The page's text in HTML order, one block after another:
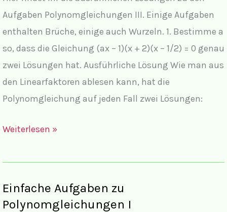
Aufgaben Polynomgleichungen III. Einige Aufgaben
enthalten Brüche, einige auch Wurzeln. 1. Bestimme a
so, dass die Gleichung (ax – 1)(x + 2)(x – 1/2) = 0 genau
zwei Lösungen hat. Ausführliche Lösung Wie man aus
den Linearfaktoren ablesen kann, hat die
Polynomgleichung auf jeden Fall zwei Lösungen:
Lösungen
III
Brüchen
Weiterlesen »
Einfache Aufgaben zu
Polynomgleichungen I